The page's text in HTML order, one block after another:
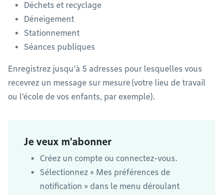
Déchets et recyclage
Déneigement
Stationnement
Séances publiques
Enregistrez jusqu’à 5 adresses pour lesquelles vous
recevrez un message sur mesure (votre lieu de travail
ou l’école de vos enfants, par exemple).
Je veux m'abonner
Créez un compte ou connectez-vous.
Sélectionnez « Mes préférences de
notification » dans le menu déroulant